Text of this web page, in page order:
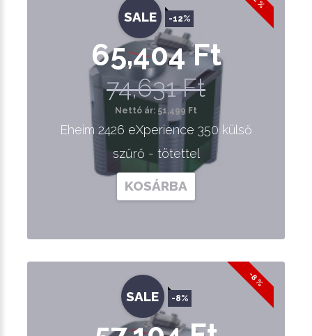
SALE -12%
65,404 Ft
74,631 Ft
Nettó ár: 51,499 Ft
Eheim 2426 eXperience 350 külső
szűrő - tötettel
KOSÁRBA
-8 %
SALE -8%